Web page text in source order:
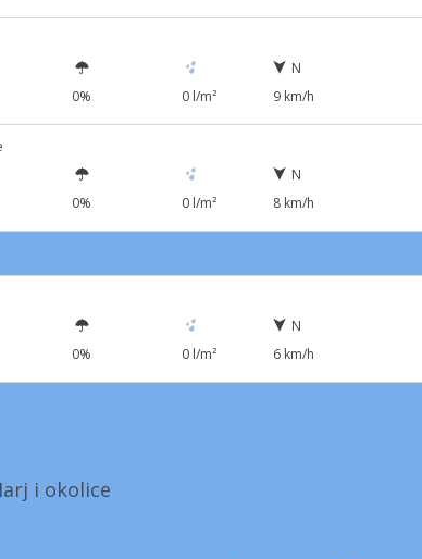
0% 0 l/m²
N
9 km/h
0% 0 l/m²
N
8 km/h
0% 0 l/m²
N
6 km/h
i okolice